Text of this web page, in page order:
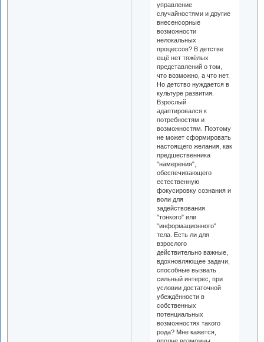
управление
случайностями и другие
внесенсорные
возможности
нелокальных
процессов? В детстве
ещё нет тяжёлых
представлений о том,
что возможно, а что нет.
Но детство нуждается в
культуре развития.
Взрослый
адаптировался к
потребностям и
возможностям. Поэтому
не может сформировать
настоящего желания, как
предшественника
"намерения",
обеспечивающего
естественную
фокусировку сознания и
воли для
задействования
"тонкого" или
"информационного"
тела. Есть ли для
взрослого
действительно важные,
вдохновляющее задачи,
способные вызвать
сильный интерес, при
условии достаточной
убеждённости в
собственных
потенциальных
возможностях такого
рода? Мне кажется,
вполне возможны.